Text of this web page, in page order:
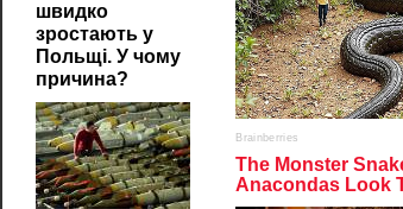
швидко
зростають у
Польщі. У чому
причина?